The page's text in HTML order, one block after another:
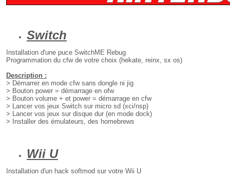
Switch
Installation d'une puce SwitchME Rebug
Programmation du cfw de votre choix (hekate, reinx, sx os)
Description :
> Démarrer en mode cfw sans dongle ni jig
> Bouton power = démarrage en ofw
> Bouton volume + et power = démarrage en cfw
> Lancer vos jeux Switch sur micro sd (xci/nsp)
> Lancer vos jeux sur disque dur (en mode dock)
> Installer des émulateurs, des homebrews
Wii U
Installation d'un hack softmod sur votre Wii U